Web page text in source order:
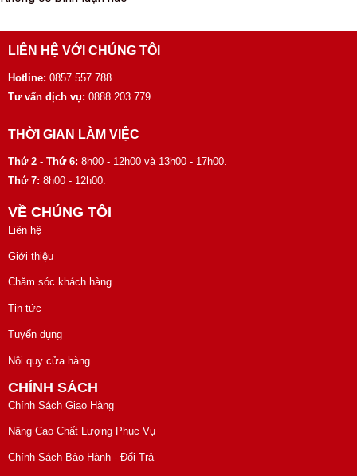
LIÊN HỆ VỚI CHÚNG TÔI
Hotline: 0857 557 788
Tư vấn dịch vụ: 0888 203 779
THỜI GIAN LÀM VIỆC
Thứ 2 - Thứ 6: 8h00 - 12h00 và 13h00 - 17h00.
Thứ 7: 8h00 - 12h00.
VỀ CHÚNG TÔI
Liên hệ
Giới thiệu
Chăm sóc khách hàng
Tin tức
Tuyển dụng
Nội quy cửa hàng
CHÍNH SÁCH
Chính Sách Giao Hàng
Nâng Cao Chất Lượng Phục Vụ
Chính Sách Bảo Hành - Đổi Trả